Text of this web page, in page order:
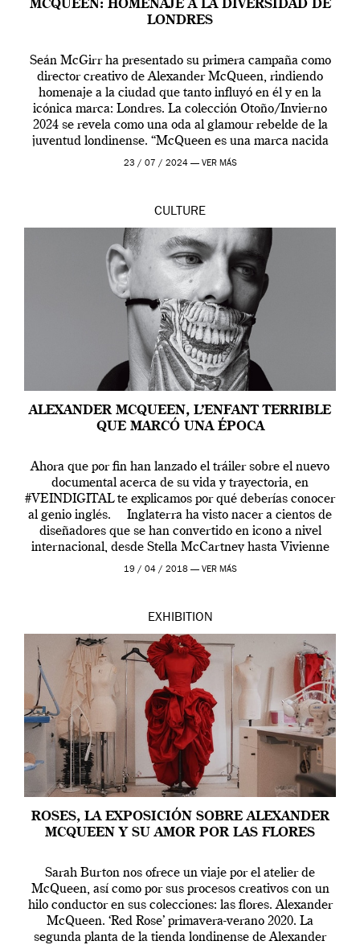
MCQUEEN: HOMENAJE A LA DIVERSIDAD DE
LONDRES
Seán McGirr ha presentado su primera campaña como
director creativo de Alexander McQueen, rindiendo
homenaje a la ciudad que tanto influyó en él y en la
icónica marca: Londres. La colección Otoño/Invierno
2024 se revela como una oda al glamour rebelde de la
juventud londinense. “McQueen es una marca nacida
en Londres y siempre ha […]
23 / 07 / 2024 — VER MÁS
CULTURE
ALEXANDER MCQUEEN, L’ENFANT TERRIBLE
QUE MARCÓ UNA ÉPOCA
Ahora que por fin han lanzado el tráiler sobre el nuevo
documental acerca de su vida y trayectoria, en
#VEINDIGITAL te explicamos por qué deberías conocer
al genio inglés. Inglaterra ha visto nacer a cientos de
diseñadores que se han convertido en icono a nivel
internacional, desde Stella McCartney hasta Vivienne
Westwood pasando […]
19 / 04 / 2018 — VER MÁS
EXHIBITION
ROSES, LA EXPOSICIÓN SOBRE ALEXANDER
MCQUEEN Y SU AMOR POR LAS FLORES
Sarah Burton nos ofrece un viaje por el atelier de
McQueen, así como por sus procesos creativos con un
hilo conductor en sus colecciones: las flores. Alexander
McQueen. ‘Red Rose’ primavera-verano 2020. La
segunda planta de la tienda londinense de Alexander